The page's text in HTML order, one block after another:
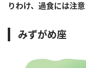
りわけ、過食には注意
みずがめ座